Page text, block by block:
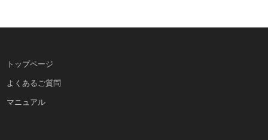
トップページ
よくあるご質問
マニュアル